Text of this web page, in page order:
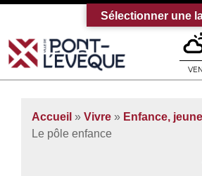
Bienvenue
Accueil » Vivre » Enfance,
Le pôle enfance
Sélectionner une